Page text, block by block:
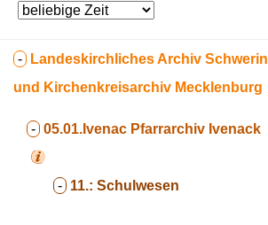
- Landeskirchliches Archiv Schwerin
und Kirchenkreisarchiv Mecklenburg
- 05.01.Ivenac Pfarrarchiv Ivenack
- 11.: Schulwesen